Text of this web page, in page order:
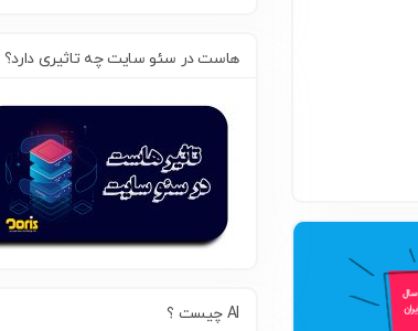
سرور
لهستان
هاست در سئو سایت چه تاثیری دارد؟
AI چیست ؟